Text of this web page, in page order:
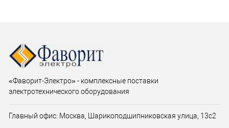
«Фаворит-Электро» - комплексные поставки
электротехнического оборудования
Главный офис: Москва, Шарикоподшипниковская улица, 13с2